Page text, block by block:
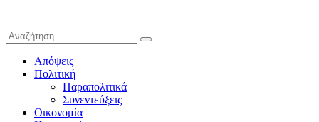
Απόψεις
Πολιτική
Παραπολιτικά
Συνεντεύξεις
Οικονομία